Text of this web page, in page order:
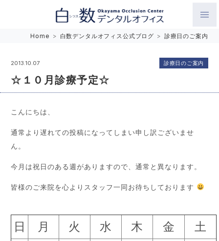
Home > 白数デンタルオフィス公式ブログ > 診療日のご案内
2013.10.07
☆１０月診療予定☆
診療日のご案内
こんにちは、
通常より遅れての投稿になってしまい申し訳ございませ
ん。
今月は祝日のある週がありますので、通常と異なります。
皆様のご来院を心よりスタッフ一同お待ちしております
日 月 火 水 木 金
土